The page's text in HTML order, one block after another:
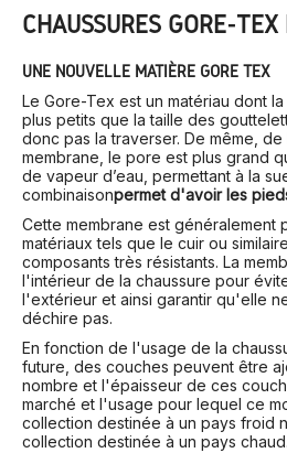
CHAUSSURES GORE-
UNE NOUVELLE MATIÈRE GORE TEX
Le Gore-Tex est un matériau dont
plus petits que la taille des
donc pas la traverser. De même, de
membrane, le pore est plus grand
de vapeur d’eau, permettant à la
combinaisonpermet d'avoir les
Cette membrane est généralement
matériaux tels que le cuir ou
composants très résistants. La
l'intérieur de la chaussure pour
l'extérieur et ainsi garantir qu'elle
déchire pas.
En fonction de l'usage de la
future, des couches peuvent être
nombre et l'épaisseur de ces
marché et l'usage pour lequel ce
collection destinée à un pays froid
collection destinée à un pays chaud.